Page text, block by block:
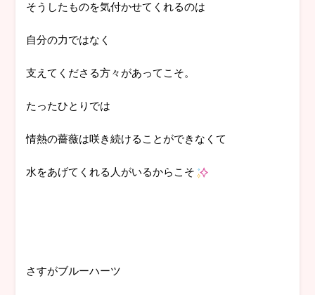
そうしたものを気付かせてくれるのは
自分の力ではなく
支えてくださる方々があってこそ。
たったひとりでは
情熱の薔薇は咲き続けることができなくて
水をあげてくれる人がいるからこそ
さすがブルーハーツ